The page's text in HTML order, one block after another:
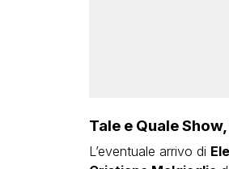
Tale e Quale
L’eventuale arrivo di